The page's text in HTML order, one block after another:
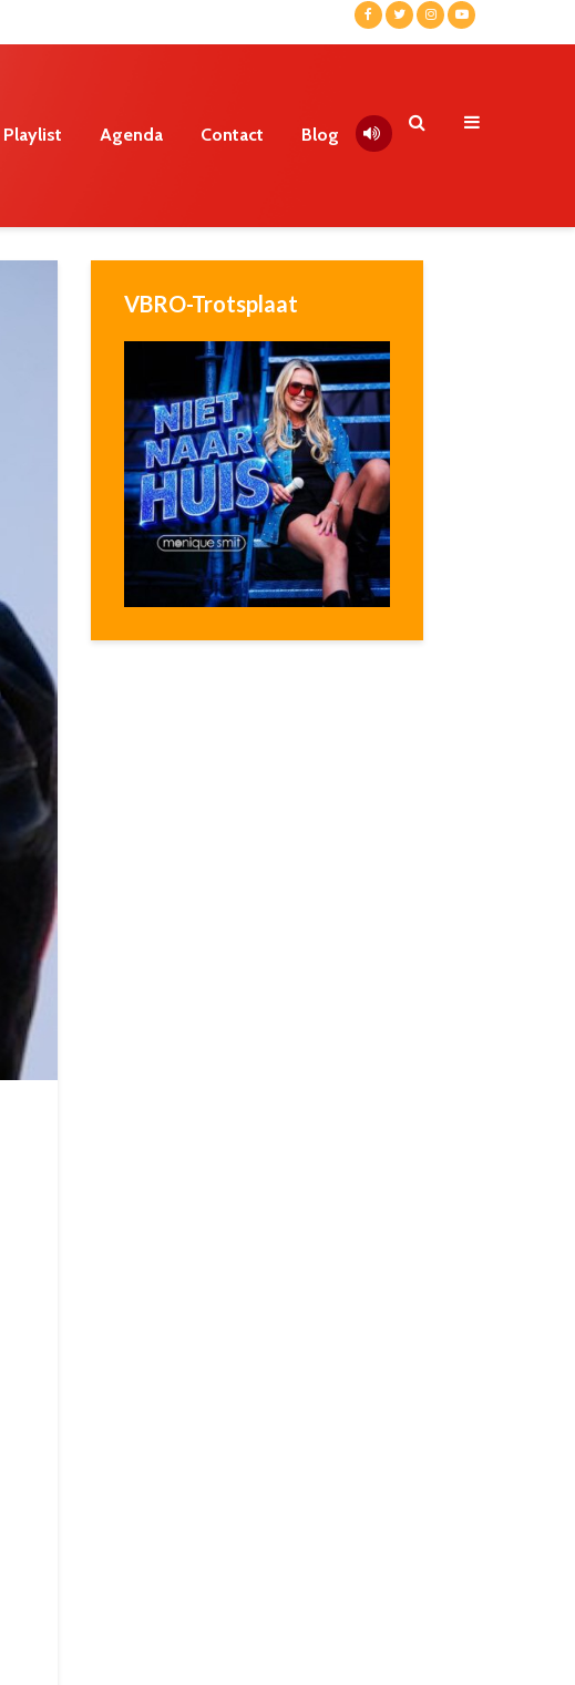
Playlist Agenda Contact Blog
VBRO-Trotsplaat